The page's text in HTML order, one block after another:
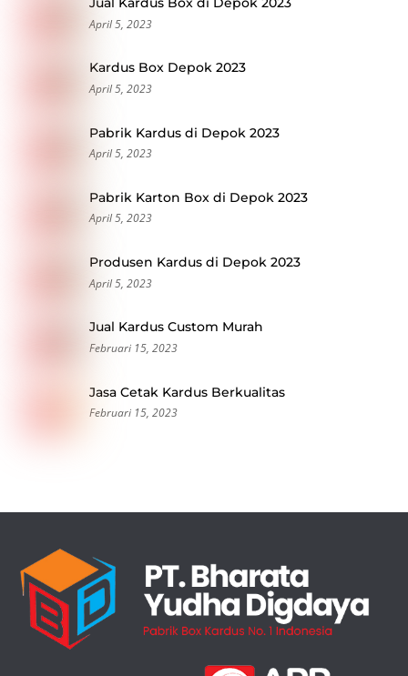
April 5, 2023
Kardus Box Depok 2023
April 5, 2023
Pabrik Kardus di Depok 2023
April 5, 2023
Pabrik Karton Box di Depok 2023
April 5, 2023
Produsen Kardus di Depok 2023
April 5, 2023
Jual Kardus Custom Murah
Februari 15, 2023
Jasa Cetak Kardus Berkualitas
Februari 15, 2023